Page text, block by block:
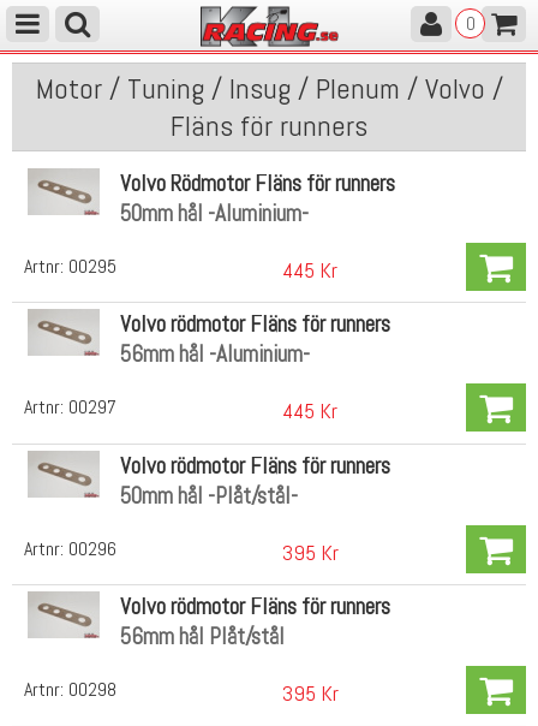
0
Motor / Tuning / Insug / Plenum / Volvo /
Fläns för runners
Artnr: 00295
Volvo Rödmotor Fläns för runners
50mm hål -Aluminium-
445 Kr
Artnr: 00297
Volvo rödmotor Fläns för runners
56mm hål -Aluminium-
445 Kr
Artnr: 00296
Volvo rödmotor Fläns för runners
50mm hål -Plåt/stål-
395 Kr
Artnr: 00298
Volvo rödmotor Fläns för runners
56mm hål Plåt/stål
395 Kr